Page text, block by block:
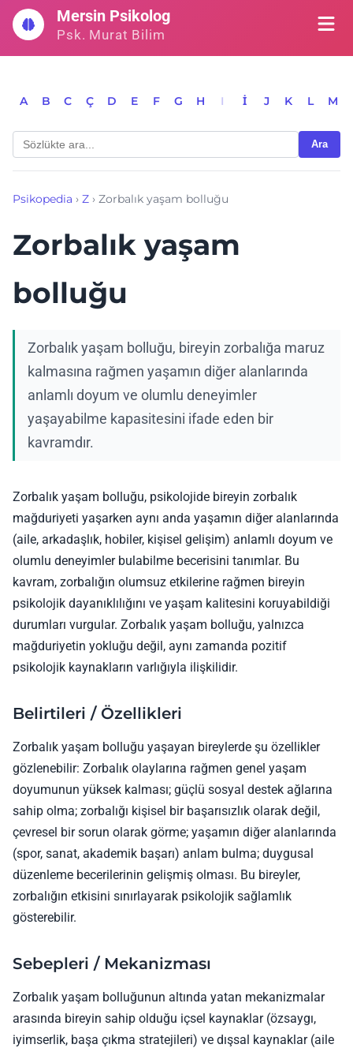
İçeriğe
geç
Mersin Psikolog
Psk. Murat Bilim
A B C Ç D E F G H I İ J K L M
Ara
Psikopedia › Z › Zorbalık yaşam bolluğu
Zorbalık yaşam
bolluğu
Zorbalık yaşam bolluğu, bireyin zorbalığa maruz
kalmasına rağmen yaşamın diğer alanlarında
anlamlı doyum ve olumlu deneyimler
yaşayabilme kapasitesini ifade eden bir
kavramdır.
Zorbalık yaşam bolluğu, psikolojide bireyin zorbalık
mağduriyeti yaşarken aynı anda yaşamın diğer alanlarında
(aile, arkadaşlık, hobiler, kişisel gelişim) anlamlı doyum ve
olumlu deneyimler bulabilme becerisini tanımlar. Bu
kavram, zorbalığın olumsuz etkilerine rağmen bireyin
psikolojik dayanıklılığını ve yaşam kalitesini koruyabildiği
durumları vurgular. Zorbalık yaşam bolluğu, yalnızca
mağduriyetin yokluğu değil, aynı zamanda pozitif
psikolojik kaynakların varlığıyla ilişkilidir.
Belirtileri / Özellikleri
Zorbalık yaşam bolluğu yaşayan bireylerde şu özellikler
gözlenebilir: Zorbalık olaylarına rağmen genel yaşam
doyumunun yüksek kalması; güçlü sosyal destek ağlarına
sahip olma; zorbalığı kişisel bir başarısızlık olarak değil,
çevresel bir sorun olarak görme; yaşamın diğer alanlarında
(spor, sanat, akademik başarı) anlam bulma; duygusal
düzenleme becerilerinin gelişmiş olması. Bu bireyler,
zorbalığın etkisini sınırlayarak psikolojik sağlamlık
gösterebilir.
Sebepleri / Mekanizması
Zorbalık yaşam bolluğunun altında yatan mekanizmalar
arasında bireyin sahip olduğu içsel kaynaklar (özsaygı,
iyimserlik, başa çıkma stratejileri) ve dışsal kaynaklar (aile